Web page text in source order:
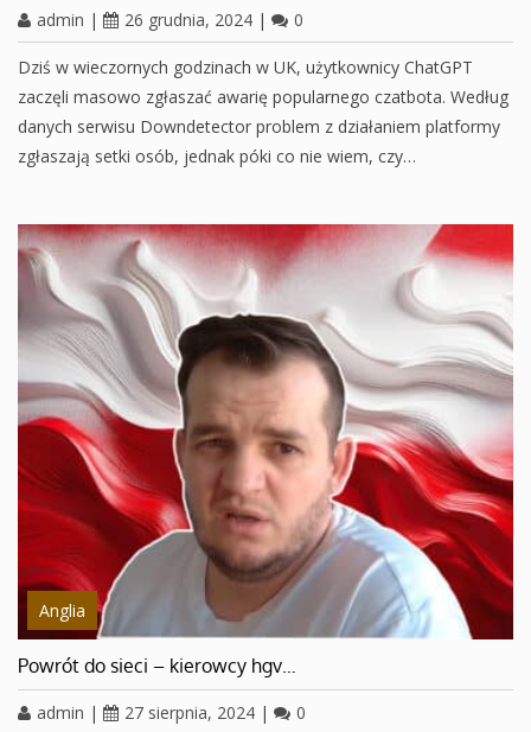
admin | 26 grudnia, 2024 | 0
Dziś w wieczornych godzinach w UK, użytkownicy ChatGPT
zaczęli masowo zgłaszać awarię popularnego czatbota. Według
danych serwisu Downdetector problem z działaniem platformy
zgłaszają setki osób, jednak póki co nie wiem, czy…
Anglia
Powrót do sieci – kierowcy hgv…
admin | 27 sierpnia, 2024 | 0